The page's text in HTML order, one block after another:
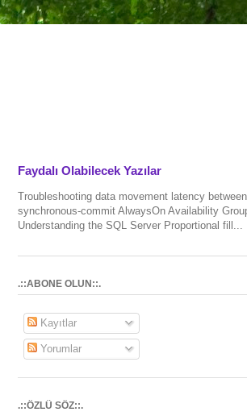
Faydalı Olabilecek Yazılar
Troubleshooting data movement latency between
synchronous-commit AlwaysOn Availability
Understanding the SQL Server Proportional fill...
.::ABONE OLUN::.
Kayıtlar
Yorumlar
.::ÖZLÜ SÖZ::.